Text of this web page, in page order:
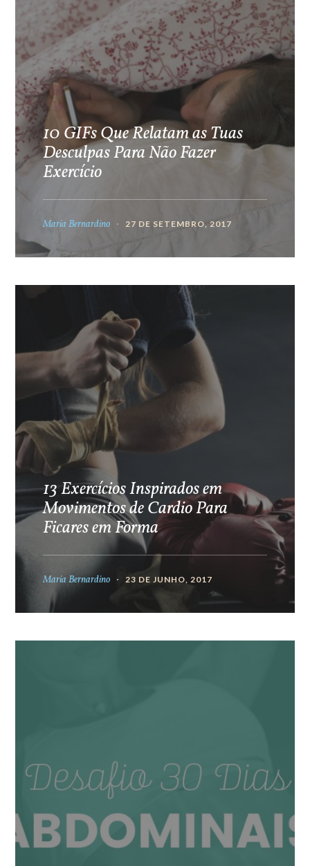
10 GIFs Que Relatam as Tuas
Desculpas Para Não Fazer
Exercício
Maria Bernardino 27 DE SETEMBRO, 2017
13 Exercícios Inspirados em
Movimentos de Cardio Para
Ficares em Forma
Maria Bernardino 23 DE JUNHO, 2017